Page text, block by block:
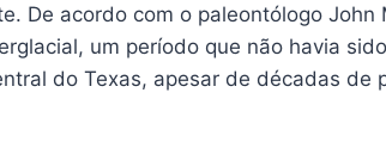
De acordo com o paleontólogo John
um período que não havia sido
do Texas, apesar de décadas de